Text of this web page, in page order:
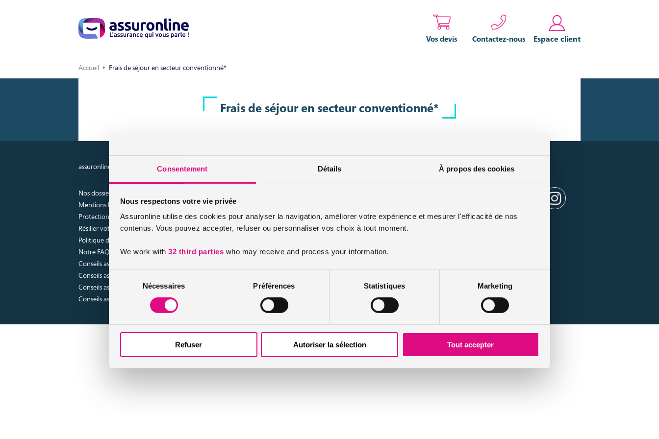
Consentement Détails À propos des cookies
Nous respectons votre vie privée
Assuronline utilise des cookies pour analyser la navigation, améliorer votre expérience et mesurer l'efficacité de nos
contenus. Vous pouvez accepter, refuser ou personnaliser vos choix à tout moment.
We work with 32 third parties who may receive and process your information.
Sélection
du
consentement
Nécessaires Préférences Statistiques Marketing
Refuser Autoriser la sélection Tout accepter
Vos devis Contactez-nous Espace client
Accueil Frais de séjour en secteur conventionné*
Frais de séjour en secteur conventionné*
assuronline.com est édité par AssurOne Group, courtier grossiste sur internet spécialisé en IARD et en assurances de personnes
Nos dossiers
Mentions légales
Protection des données
Résilier votre contrat
Politique d’utilisation des cookies
Notre FAQ assurance
Conseils assurance auto malussés
Conseils assurance voiture sans permis
Conseils assurance auto tous risques
Conseils assurance auto pour résiliés
Infos et conseils assurance habitation
Infos et conseils assurance personnes / animaux